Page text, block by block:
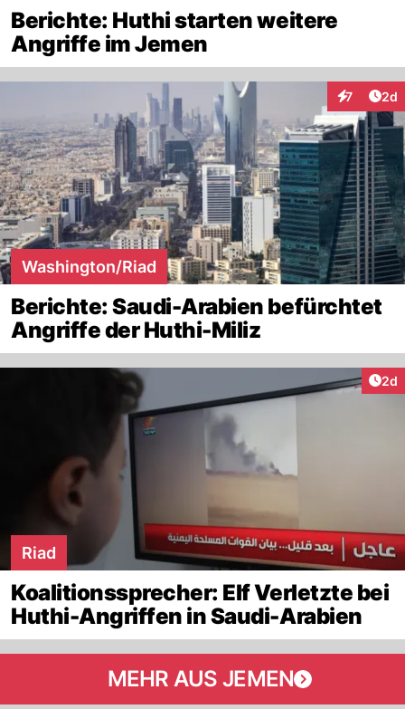
Berichte: Huthi starten weitere
Angriffe im Jemen
7 2d
Washington/Riad
Berichte: Saudi-Arabien befürchtet
Angriffe der Huthi-Miliz
2d
Riad
Koalitionssprecher: Elf Verletzte bei
Huthi-Angriffen in Saudi-Arabien
MEHR AUS JEMEN